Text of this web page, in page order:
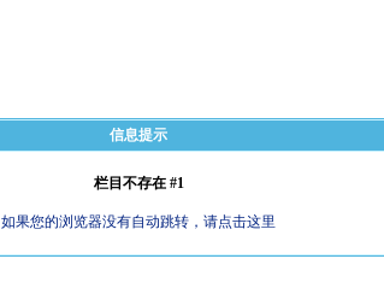
信息提示
栏目不存在 #1
如果您的浏览器没有自动跳转，请点击这里